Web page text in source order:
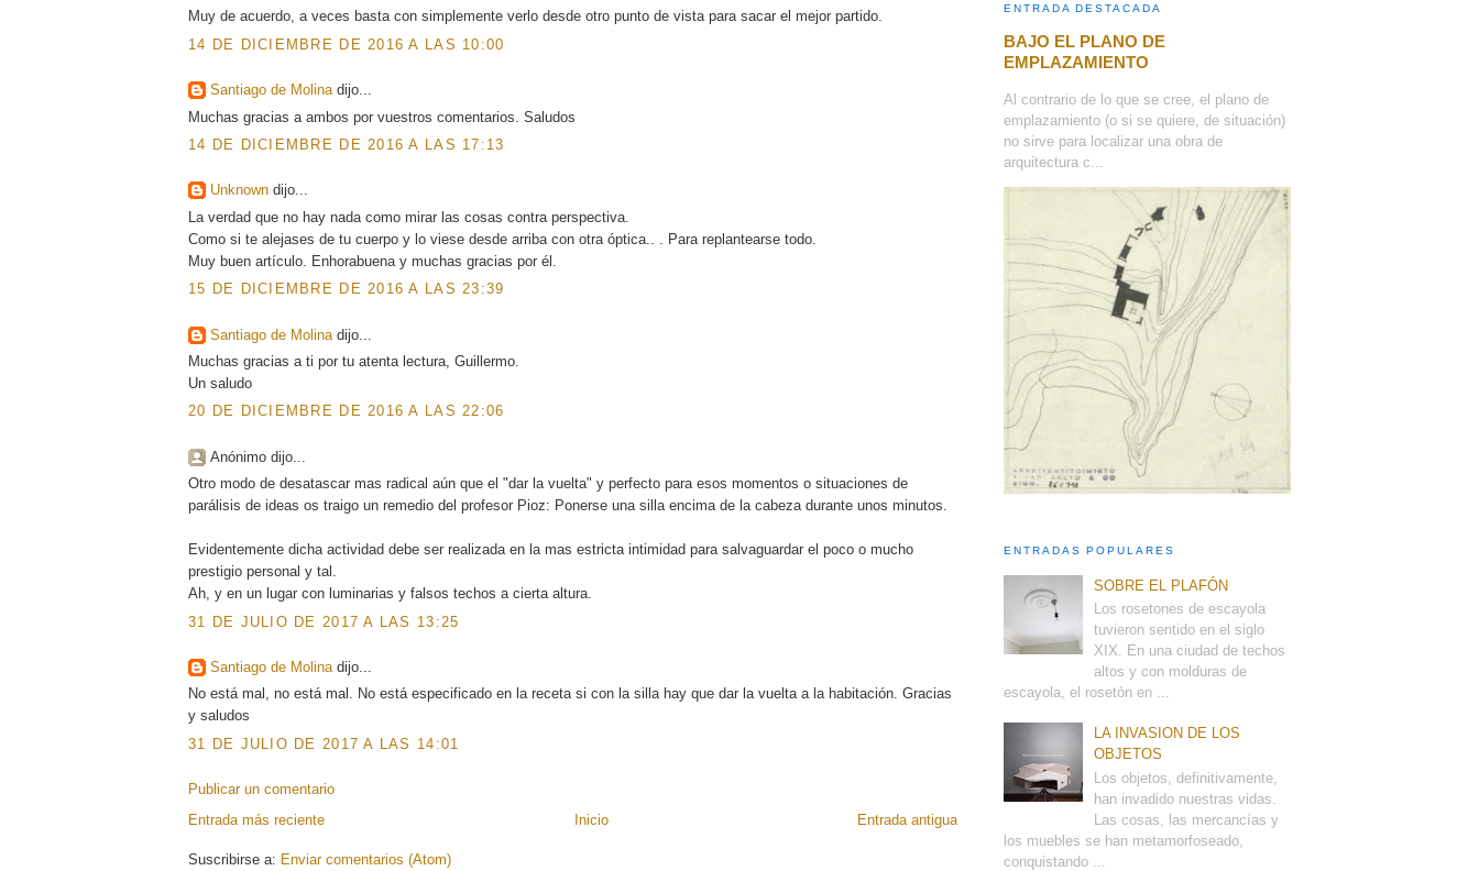
Muy de acuerdo, a veces basta con simplemente verlo desde otro punto de vista para sacar el mejor partido.
14 DE DICIEMBRE DE 2016 A LAS 10:00
Santiago de Molinadijo...
Muchas gracias a ambos por vuestros comentarios. Saludos
14 DE DICIEMBRE DE 2016 A LAS 17:13
Unknowndijo...
La verdad que no hay nada como mirar las cosas contra perspectiva.
Como si te alejases de tu cuerpo y lo viese desde arriba con otra óptica.. . Para replantearse todo.
Muy buen artículo. Enhorabuena y muchas gracias por él.
15 DE DICIEMBRE DE 2016 A LAS 23:39
Santiago de Molinadijo...
Muchas gracias a ti por tu atenta lectura, Guillermo.
Un saludo
20 DE DICIEMBRE DE 2016 A LAS 22:06
Anónimo dijo...
Otro modo de desatascar mas radical aún que el "dar la vuelta" y perfecto para esos momentos o situaciones de
parálisis de ideas os traigo un remedio del profesor Pioz: Ponerse una silla encima de la cabeza durante unos minutos.
Evidentemente dicha actividad debe ser realizada en la mas estricta intimidad para salvaguardar el poco o mucho
prestigio personal y tal.
Ah, y en un lugar con luminarias y falsos techos a cierta altura.
31 DE JULIO DE 2017 A LAS 13:25
Santiago de Molinadijo...
No está mal, no está mal. No está especificado en la receta si con la silla hay que dar la vuelta a la habitación. Gracias
y saludos
31 DE JULIO DE 2017 A LAS 14:01
Publicar un comentario
Entrada más reciente
Entrada antigua
Inicio
Suscribirse a: Enviar comentarios (Atom)
ENTRADA DESTACADA
BAJO EL PLANO DE
EMPLAZAMIENTO
Al contrario de lo que se cree, el plano de
emplazamiento (o si se quiere, de situación)
no sirve para localizar una obra de
arquitectura c...
ENTRADAS POPULARES
SOBRE EL PLAFÓN
Los rosetones de escayola
tuvieron sentido en el siglo
XIX. En una ciudad de techos
altos y con molduras de
escayola, el rosetón en ...
LA INVASION DE LOS
OBJETOS
Los objetos, definitivamente,
han invadido nuestras vidas.
Las cosas, las mercancías y
los muebles se han metamorfoseado,
conquistando ...